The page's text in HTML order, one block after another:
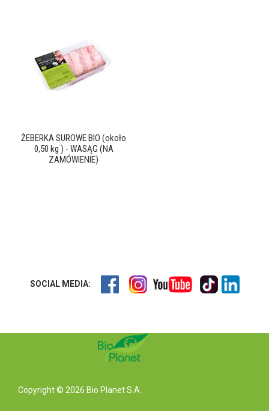
ŻEBERKA SUROWE BIO (około
0,50 kg ) - WASĄG (NA
ZAMÓWIENIE)
SOCIAL MEDIA:
Copyright © 2026 Bio Planet S.A.